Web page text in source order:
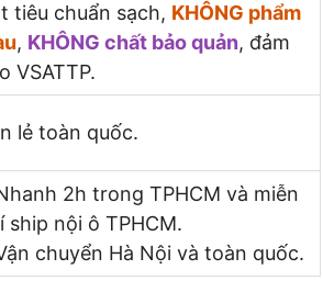
tiêu chuẩn sạch, KHÔNG phẩm
, KHÔNG chất bảo quản, đảm
VSATTP.
lẻ toàn quốc.
2h trong TPHCM và miễn
ship nội ô TPHCM.
chuyển Hà Nội và toàn quốc.